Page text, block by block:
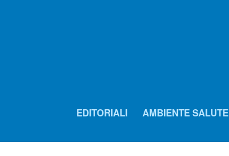
EDITORIALI AMBIENTE SALUTE